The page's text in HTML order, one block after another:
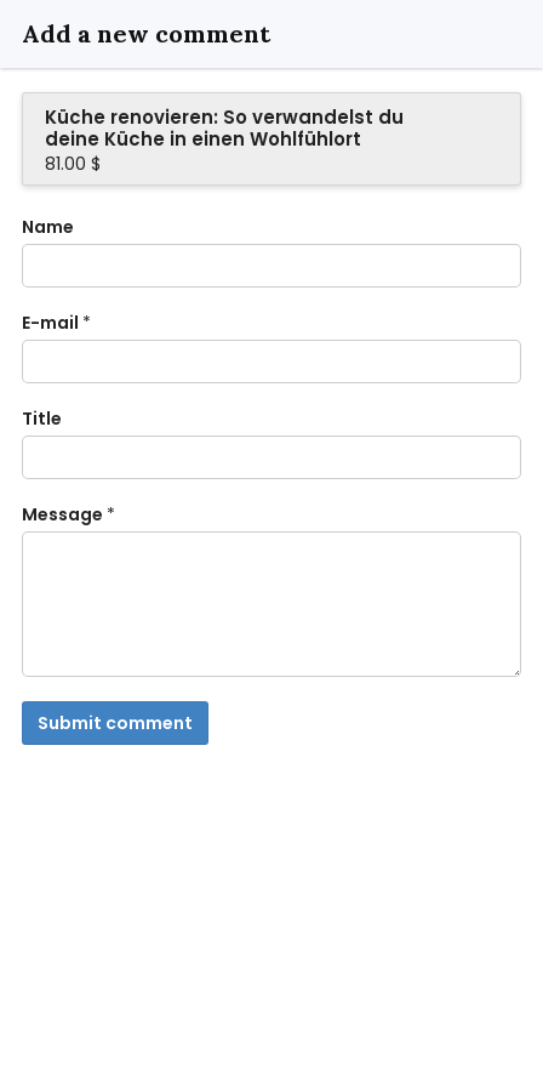
Add a new comment
Küche renovieren: So verwandelst du
deine Küche in einen Wohlfühlort
81.00 $
Name
E-mail *
Title
Message *
Submit comment